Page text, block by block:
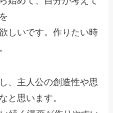
しいです。作りたい時
、主人公の創造性や思
と思います。